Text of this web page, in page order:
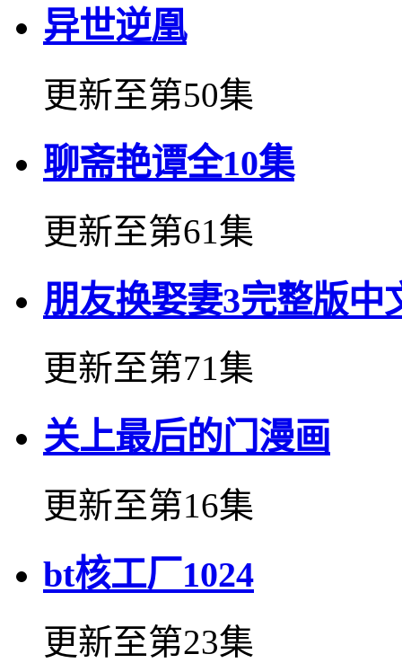
异世逆凰
更新至第50集
聊斋艳谭全10集
更新至第61集
朋友换娶妻3完整版中
更新至第71集
关上最后的门漫画
更新至第16集
bt核工厂1024
更新至第23集